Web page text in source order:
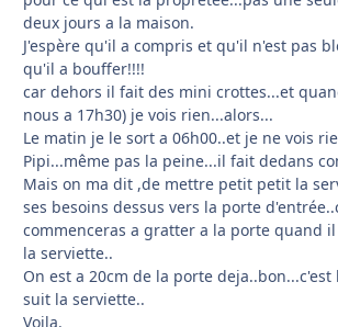
deux jours a la maison.
J'espère qu'il a compris et qu'il n'est pas
qu'il a bouffer!!!!
car dehors il fait des mini crottes...et
nous a 17h30) je vois rien...alors...
Le matin je le sort a 06h00..et je ne vois
Pipi...même pas la peine...il fait dedans
Mais on ma dit ,de mettre petit petit la
ses besoins dessus vers la porte
commenceras a gratter a la porte quand
la serviette..
On est a 20cm de la porte
suit la serviette..
Voila.